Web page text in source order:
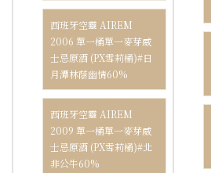
西班牙空靈 AIREM
2006 單一桶單一麥芽威
士忌原酒 (PX雪莉桶)#日
月潭林蔭幽情60%
西班牙空靈 AIREM
2009 單一桶單一麥芽威
士忌原酒 (PX雪莉桶)#北
非公牛60%